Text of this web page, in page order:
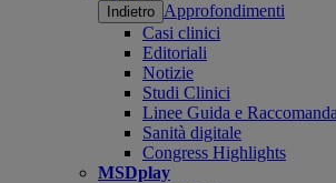
Indietro Approfondimenti
Casi clinici
Editoriali
Notizie
Studi Clinici
Linee Guida e
Sanità digitale
Congress Highlights
MSDplay